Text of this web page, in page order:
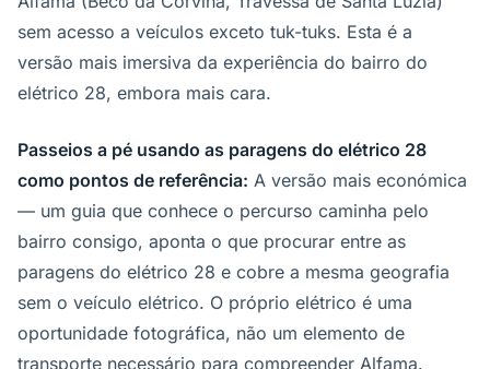
sem acesso a veículos exceto tuk-tuks. Esta é a
versão mais imersiva da experiência do bairro do
elétrico 28, embora mais cara.
Passeios a pé usando as paragens do elétrico 28
como pontos de referência: A versão mais económica
— um guia que conhece o percurso caminha pelo
bairro consigo, aponta o que procurar entre as
paragens do elétrico 28 e cobre a mesma geografia
sem o veículo elétrico. O próprio elétrico é uma
oportunidade fotográfica, não um elemento de
transporte necessário para compreender Alfama.